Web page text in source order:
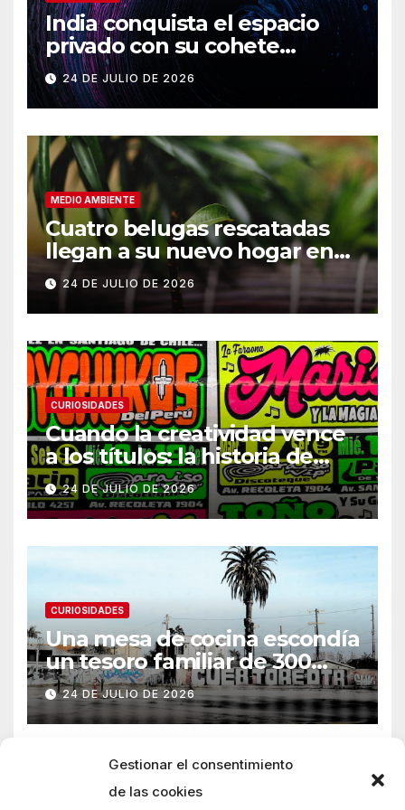
Gestionar el consentimiento
de las cookies
India conquista el espacio
privado con su cohete
Vikram-1
24 DE JULIO DE 2026
MEDIO AMBIENTE
Cuatro belugas rescatadas
llegan a su nuevo hogar en
Chicago
24 DE JULIO DE 2026
CURIOSIDADES
Cuando la creatividad vence
a los títulos: la historia de
Armani
24 DE JULIO DE 2026
CURIOSIDADES
Una mesa de cocina escondía
un tesoro familiar de 300
años
24 DE JULIO DE 2026